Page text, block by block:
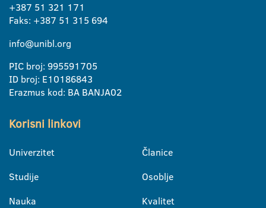
+387 51 321 171
Faks: +387 51 315 694
info@unibl.org
PIC broj: 995591705
ID broj: E10186843
Erazmus kod: BA BANJA02
Korisni linkovi
Univerzitet
Studije
Nauka
Članice
Osoblje
Kvalitet